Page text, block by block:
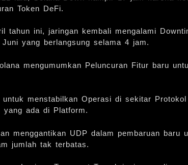
Token DeFi.
tahun ini, jaringan kembali mengalami
yang berlangsung selama 4 jam.
mengumumkan Peluncuran Fitur baru
untuk menstabilkan Operasi di sekitar
yang ada di Platform.
menggantikan UDP dalam pembaruan baru
jumlah tak terbatas.